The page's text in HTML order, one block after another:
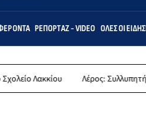
ΡΕΠΟΡΤΆΖ - VIDEO ΌΛΕΣ ΟΙ
Λέρος: Συλλυπητήρια